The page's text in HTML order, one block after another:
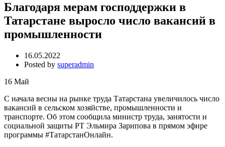
Благодаря мерам господдержки в
Татарстане выросло число вакансий в
промышленности
16.05.2022
Posted by superadmin
16 Май
С начала весны на рынке труда Татарстана увеличилось число
вакансий в сельском хозяйстве, промышленности и
транспорте. Об этом сообщила министр труда, занятости и
социальной защиты РТ Эльмира Зарипова в прямом эфире
программы #ТатарстанОнлайн.